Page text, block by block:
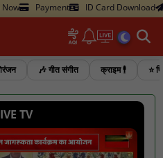
Now Payment ID Card Download
🎶 गीत संगीत क्राइम 🕴️ ⭐
TV